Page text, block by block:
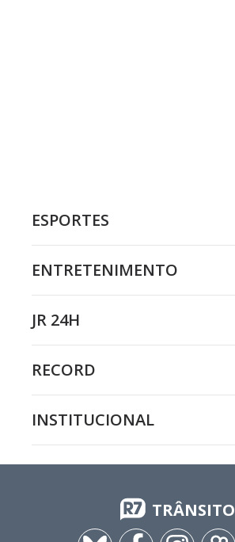
ESPORTES
ENTRETENIMENTO
JR 24H
RECORD
INSTITUCIONAL
TRÂNSITO